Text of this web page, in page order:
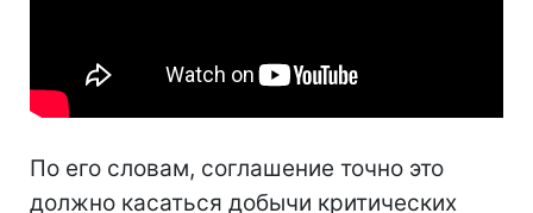
По его словам, соглашение точно это
должно касаться добычи критических